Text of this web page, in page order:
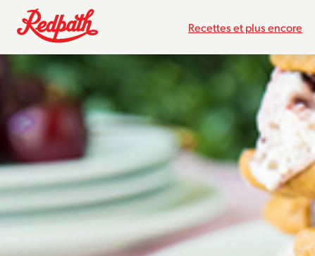
Recettes et plus encore